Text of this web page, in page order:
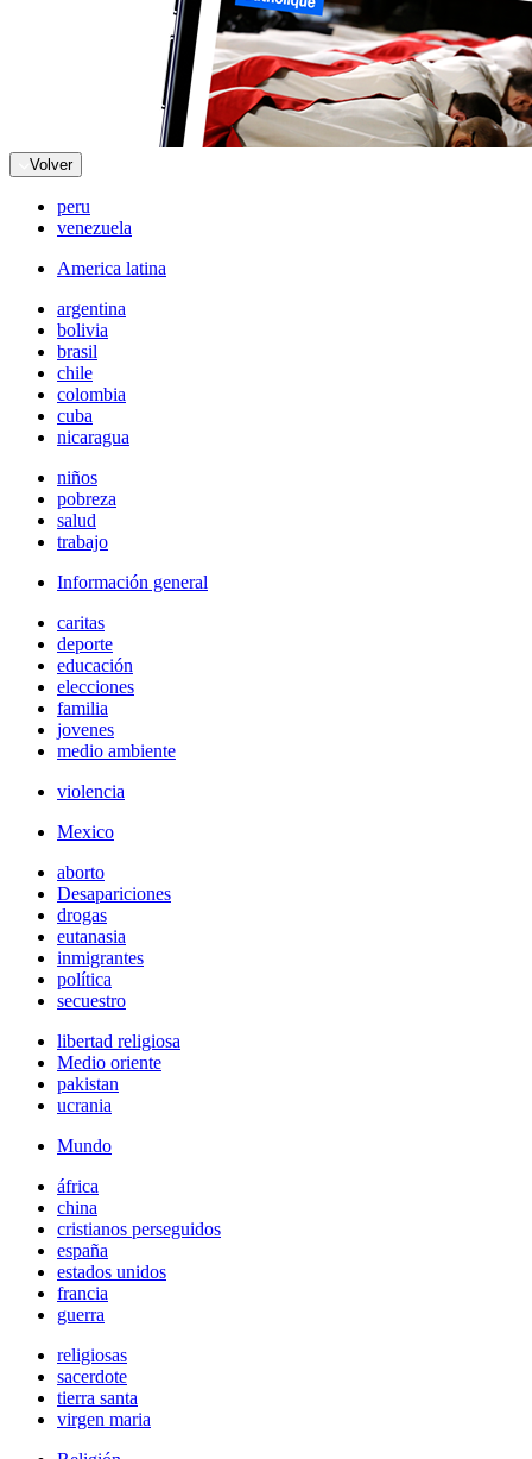
Volver
peru
venezuela
America latina
argentina
bolivia
brasil
chile
colombia
cuba
nicaragua
niños
pobreza
salud
trabajo
Información general
caritas
deporte
educación
elecciones
familia
jovenes
medio ambiente
violencia
Mexico
aborto
Desapariciones
drogas
eutanasia
inmigrantes
política
secuestro
libertad religiosa
Medio oriente
pakistan
ucrania
Mundo
áfrica
china
cristianos perseguidos
españa
estados unidos
francia
guerra
religiosas
sacerdote
tierra santa
virgen maria